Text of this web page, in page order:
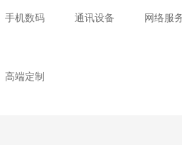
手机数码 通讯设备 网络服
高端定制